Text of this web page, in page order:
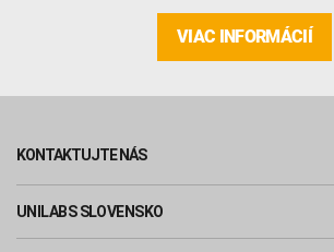
VIAC INFORMÁCIÍ
KONTAKTUJTE NÁS
UNILABS SLOVENSKO